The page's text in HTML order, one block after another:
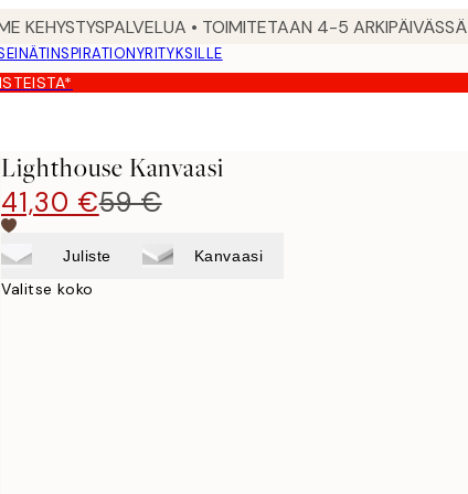
KEHYSTYSPALVELUA • TOIMITETAAN 4-5 ARKIPÄIVÄSSÄ
INSPIRATIONYRITYKSILLE
Lighthouse Kanvaasi
41,30 €59 €
Juliste Kanvaasi
Valitse koko